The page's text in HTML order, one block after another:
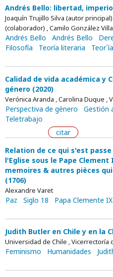
Andrés Bello: libertad,
Joaquín Trujillo Silva (autor
(colaborador) , Camilo González
Andrés Bello Andrés Bello
Filosofía
Teoría literaria
Calidad de vida académica y
género (2020)
Verónica Aranda , Carolina Duque ,
Perspectiva de género Gestión
Teletrabajo
citar
Relation de ce qui s'est
l'Eglise sous le Pape
memoires & autres pièces
(1706)
Alexandre Varet
Paz Siglo 18 Papa Clemente IX
Judith Butler en Chile y en la
Universidad de Chile , Vicerrectoría
Feminismo Humanidades